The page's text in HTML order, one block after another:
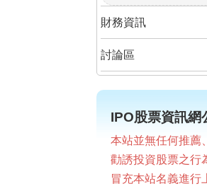
財務資訊
討論區
IPO股票資訊網
本站並無任何推薦
勸誘投資股票之行
冒充本站名義進行